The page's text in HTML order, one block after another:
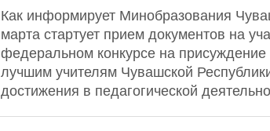
Как информирует Минобразования
марта стартует прием документов на
федеральном конкурсе на присуждение
лучшим учителям Чувашской
достижения в педагогической